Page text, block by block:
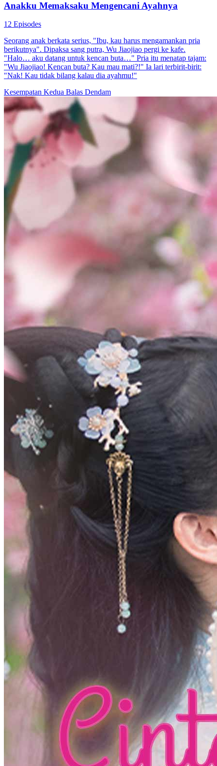
Anakku Memaksaku Mengencani Ayahnya
12 Episodes
Seorang anak berkata serius, "Ibu, kau harus mengamankan pria
berikutnya". Dipaksa sang putra, Wu Jiaojiao pergi ke kafe.
"Halo… aku datang untuk kencan buta…" Pria itu menatap tajam:
"Wu Jiaojiao! Kencan buta? Kau mau mati?!" Ia lari terbirit-birit:
"Nak! Kau tidak bilang kalau dia ayahmu!"
Kesempatan Kedua Balas Dendam